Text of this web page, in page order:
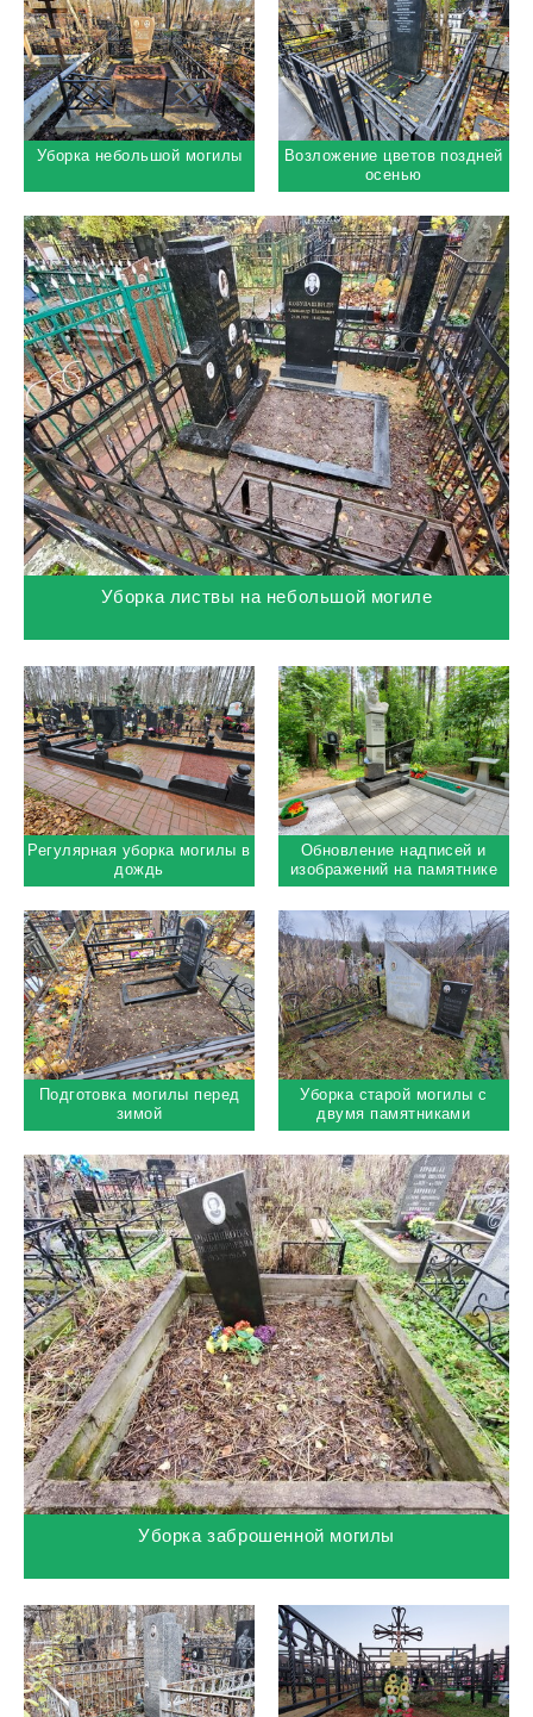
Уборка небольшой могилы
Возложение цветов поздней
осенью
Уборка листвы на небольшой могиле
Регулярная уборка могилы в
дождь
Подготовка могилы перед
зимой
Обновление надписей и
изображений на памятнике
космонавта
Уборка старой могилы с
двумя памятниками
Уборка заброшенной могилы